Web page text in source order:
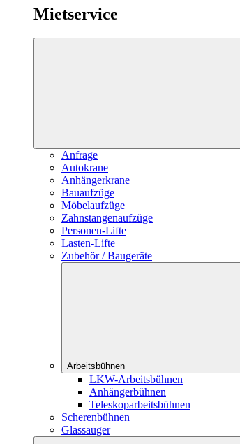
Mietservice
Anfrage
Autokrane
Anhängerkrane
Bauaufzüge
Möbelaufzüge
Zahnstangenaufzüge
Personen-Lifte
Lasten-Lifte
Zubehör / Baugeräte
Arbeitsbühnen
LKW-Arbeitsbühnen
Anhängerbühnen
Teleskoparbeitsbühnen
Scherenbühnen
Glassauger